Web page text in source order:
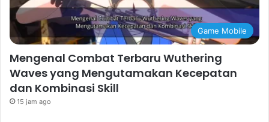
Game Mobile
Mengenal Combat Terbaru Wuthering
Waves yang Mengutamakan Kecepatan
dan Kombinasi Skill
15 jam ago